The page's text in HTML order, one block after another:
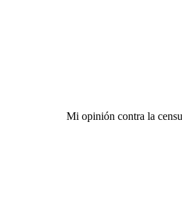
Mi opinión contra la